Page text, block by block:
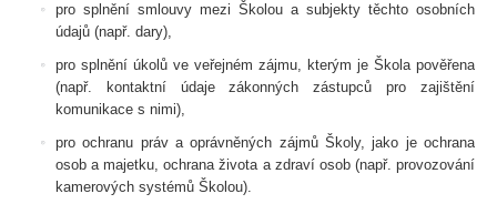
pro splnění smlouvy mezi Školou a subjekty těchto osobních
údajů (např. dary),
pro splnění úkolů ve veřejném zájmu, kterým je Škola pověřena
(např. kontaktní údaje zákonných zástupců pro zajištění
komunikace s nimi),
pro ochranu práv a oprávněných zájmů Školy, jako je ochrana
osob a majetku, ochrana života a zdraví osob (např. provozování
kamerových systémů Školou).